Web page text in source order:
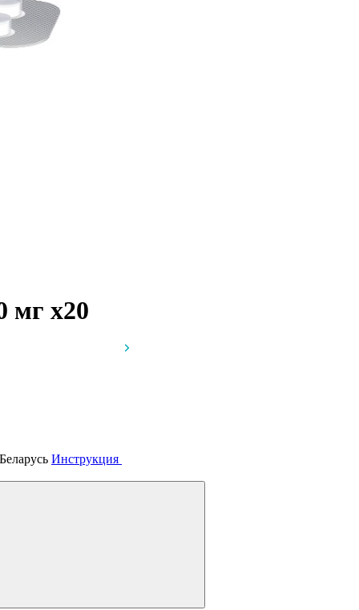
мг x20
Инструкция